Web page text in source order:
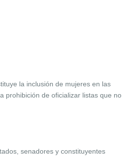
la inclusión de mujeres en las
prohibición de oficializar listas que no
senadores y constituyentes